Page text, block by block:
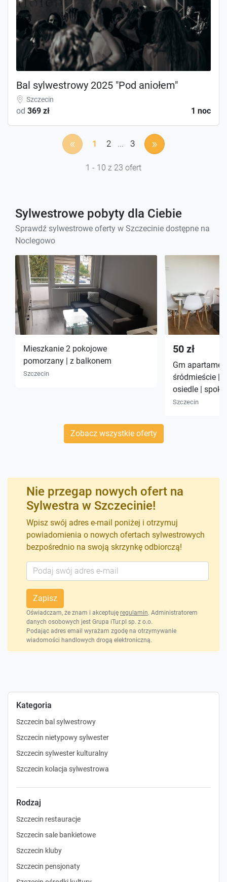
Kategoria
Szczecin bal sylwestrowy
Szczecin nietypowy sylwester
Szczecin sylwester kulturalny
Szczecin kolacja sylwestrowa
Rodzaj
Szczecin restauracje
Szczecin sale bankietowe
Szczecin kluby
Szczecin pensjonaty
Bal sylwestrowy 2025 "Pod aniołem"
Szczecin
od 369 zł 1 noc
« 1 2 ... 3 »
1 - 10 z 23 ofert
Sylwestrowe pobyty dla Ciebie
Sprawdź sylwestrowe oferty w Szczecinie dostępne na
Noclegowo
Mieszkanie 2 pokojowe
pomorzany | z balkonem
Szczecin
50 zł
Gm
śródmieście |
osiedle |
Szczecin
Zobacz wszystkie oferty
Nie przegap nowych ofert na
Sylwestra w Szczecinie!
Wpisz swój adres e-mail poniżej i otrzymuj
powiadomienia o nowych ofertach sylwestrowych
bezpośrednio na swoją skrzynkę odbiorczą!
Zapisz
Oświadczam, że znam i akceptuję regulamin. Administratorem
danych osobowych jest Grupa iTur.pl sp. z o.o.
Podając adres email wyrażam zgodę na otrzymywanie
wiadomości handlowych drogą elektroniczną.